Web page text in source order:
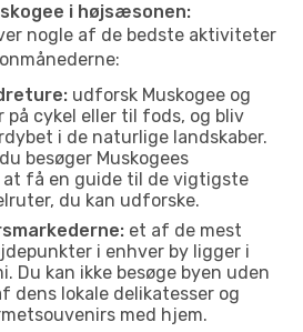
i højsæsonen:
nogle af de bedste aktiviteter
udforsk Muskogee og
på cykel eller til fods, og bliv
i de naturlige landskaber.
besøger Muskogees
få en guide til de vigtigste
du kan udforske.
et af de mest
i enhver by ligger i
Du kan ikke besøge byen uden
dens lokale delikatesser og
med hjem.